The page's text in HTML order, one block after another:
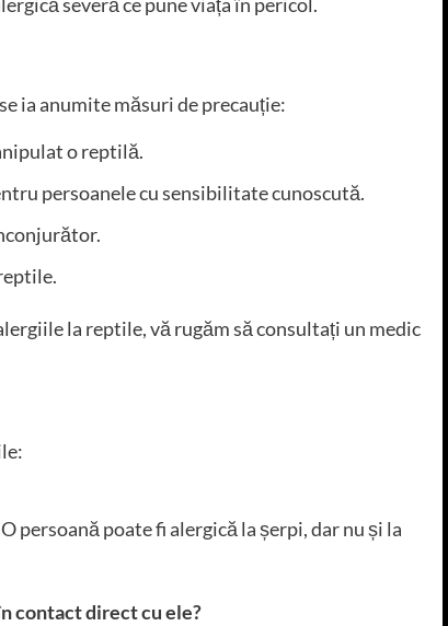
ia anumite măsuri de precauție:
o reptilă.
persoanele cu sensibilitate cunoscută.
la reptile, vă rugăm să consultați un medic
persoană poate fi alergică la șerpi, dar nu și la
contact direct cu ele?